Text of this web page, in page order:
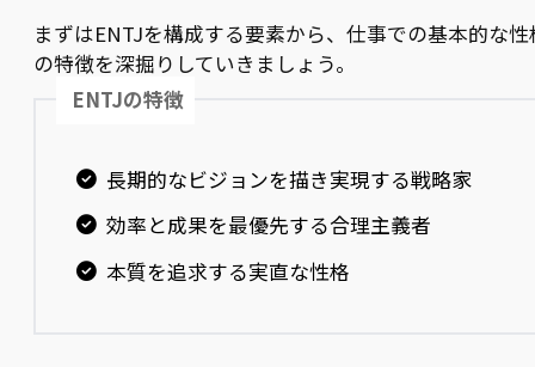
まずはENTJを構成する要素から、仕事での基本的な性
の特徴を深掘りしていきましょう。
ENTJの特徴
長期的なビジョンを描き実現する戦略家
効率と成果を最優先する合理主義者
本質を追求する実直な性格